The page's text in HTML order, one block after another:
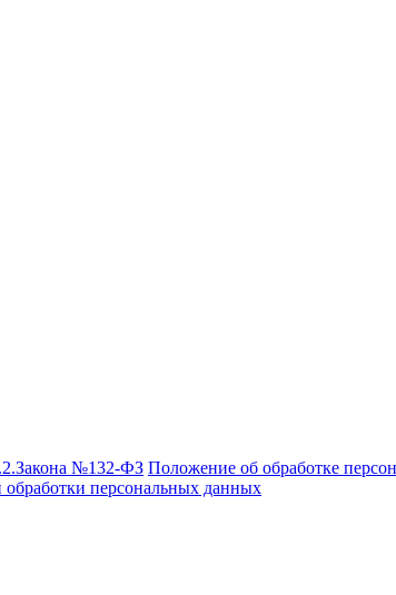
№132-ФЗ Положение об обработке
персональных данных